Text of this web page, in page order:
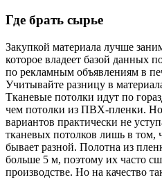
Где брать сырье
Закупкой материала лучше
которое владеет базой данных
по рекламным объявлениям в
Учитывайте разницу в
Тканевые потолки идут по
чем потолки из ПВХ-пленки. Но
вариантов практически не
тканевых потолков лишь в том,
бывает разной. Полотна из
больше 5 м, поэтому их часто
производстве. Но на качество